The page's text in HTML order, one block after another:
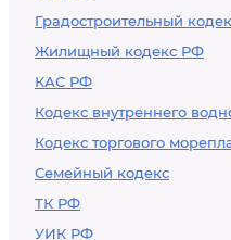
Градостроительный
Жилищный кодекс РФ
КАС РФ
Кодекс внутреннего
Кодекс торгового
Семейный кодекс
ТК РФ
УИК РФ